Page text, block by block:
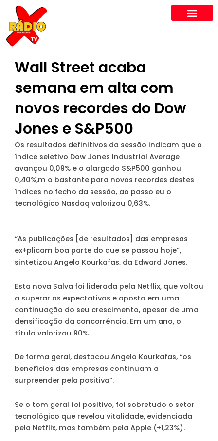
content
Wall Street acaba
semana em alta com
novos recordes do Dow
Jones e S&P500
Os resultados definitivos da sessão indicam que o
índice seletivo Dow Jones Industrial Average
avançou 0,09% e o alargado S&P500 ganhou
0,40%,m o bastante para novos recordes destes
índices no fecho da sessão, ao passo eu o
tecnológico Nasdaq valorizou 0,63%.
“As publicações [de resultados] das empresas
ex+plicam boa parte do que se passou hoje”,
sintetizou Angelo Kourkafas, da Edward Jones.
Esta nova Salva foi liderada pela Netflix, que voltou
a superar as expectativas e aposta em uma
continuação do seu crescimento, apesar de uma
densificação da concorrência. Em um ano, o
título valorizou 90%.
De forma geral, destacou Angelo Kourkafas, “os
benefícios das empresas continuam a
surpreender pela positiva”.
Se o tom geral foi positivo, foi sobretudo o setor
tecnológico que revelou vitalidade, evidenciada
pela Netflix, mas também pela Apple (+1,23%).